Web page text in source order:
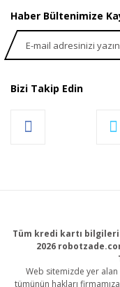
Haber Bültenimize
Bizi Takip Edin
Tüm kredi kartı
2026
Web sitemizde yer alan
tümünün hakları